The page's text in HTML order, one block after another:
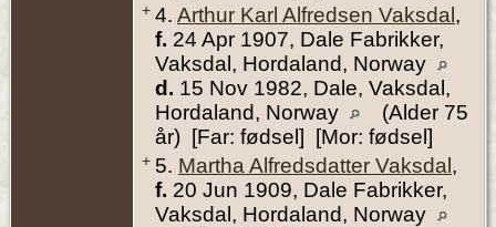
+ 4. Arthur Karl Alfredsen Vaksdal ,
f. 24 Apr 1907, Dale Fabrikker,
Vaksdal, Hordaland, Norway
d. 15 Nov 1982, Dale, Vaksdal,
Hordaland, Norway
(Alder 75
år) [Far: fødsel] [Mor: fødsel]
+ 5. Martha Alfredsdatter Vaksdal ,
f. 20 Jun 1909, Dale Fabrikker,
Vaksdal, Hordaland, Norway